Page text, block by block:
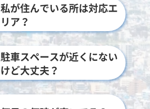
私が住んでいる所は対応エ
リア？
駐車スペースが近くにない
けど大丈夫？